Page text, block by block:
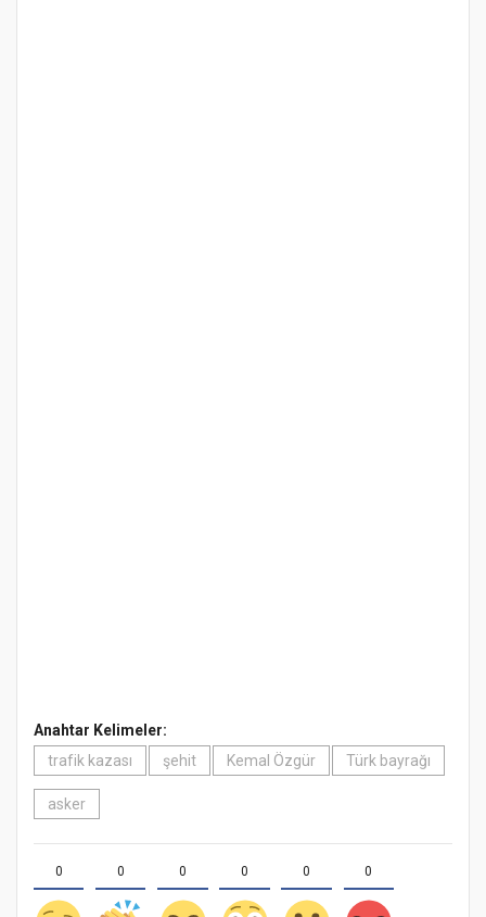
Anahtar Kelimeler:
trafik kazası
şehit Kemal Özgür Türk bayrağı
asker
0 0 0 0 0 0